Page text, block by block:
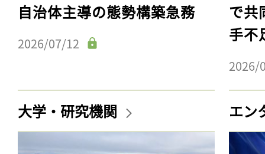
自治体主導の態勢構築急務
2026/07/12
で共
手不
2026/
大学・研究機関 エン